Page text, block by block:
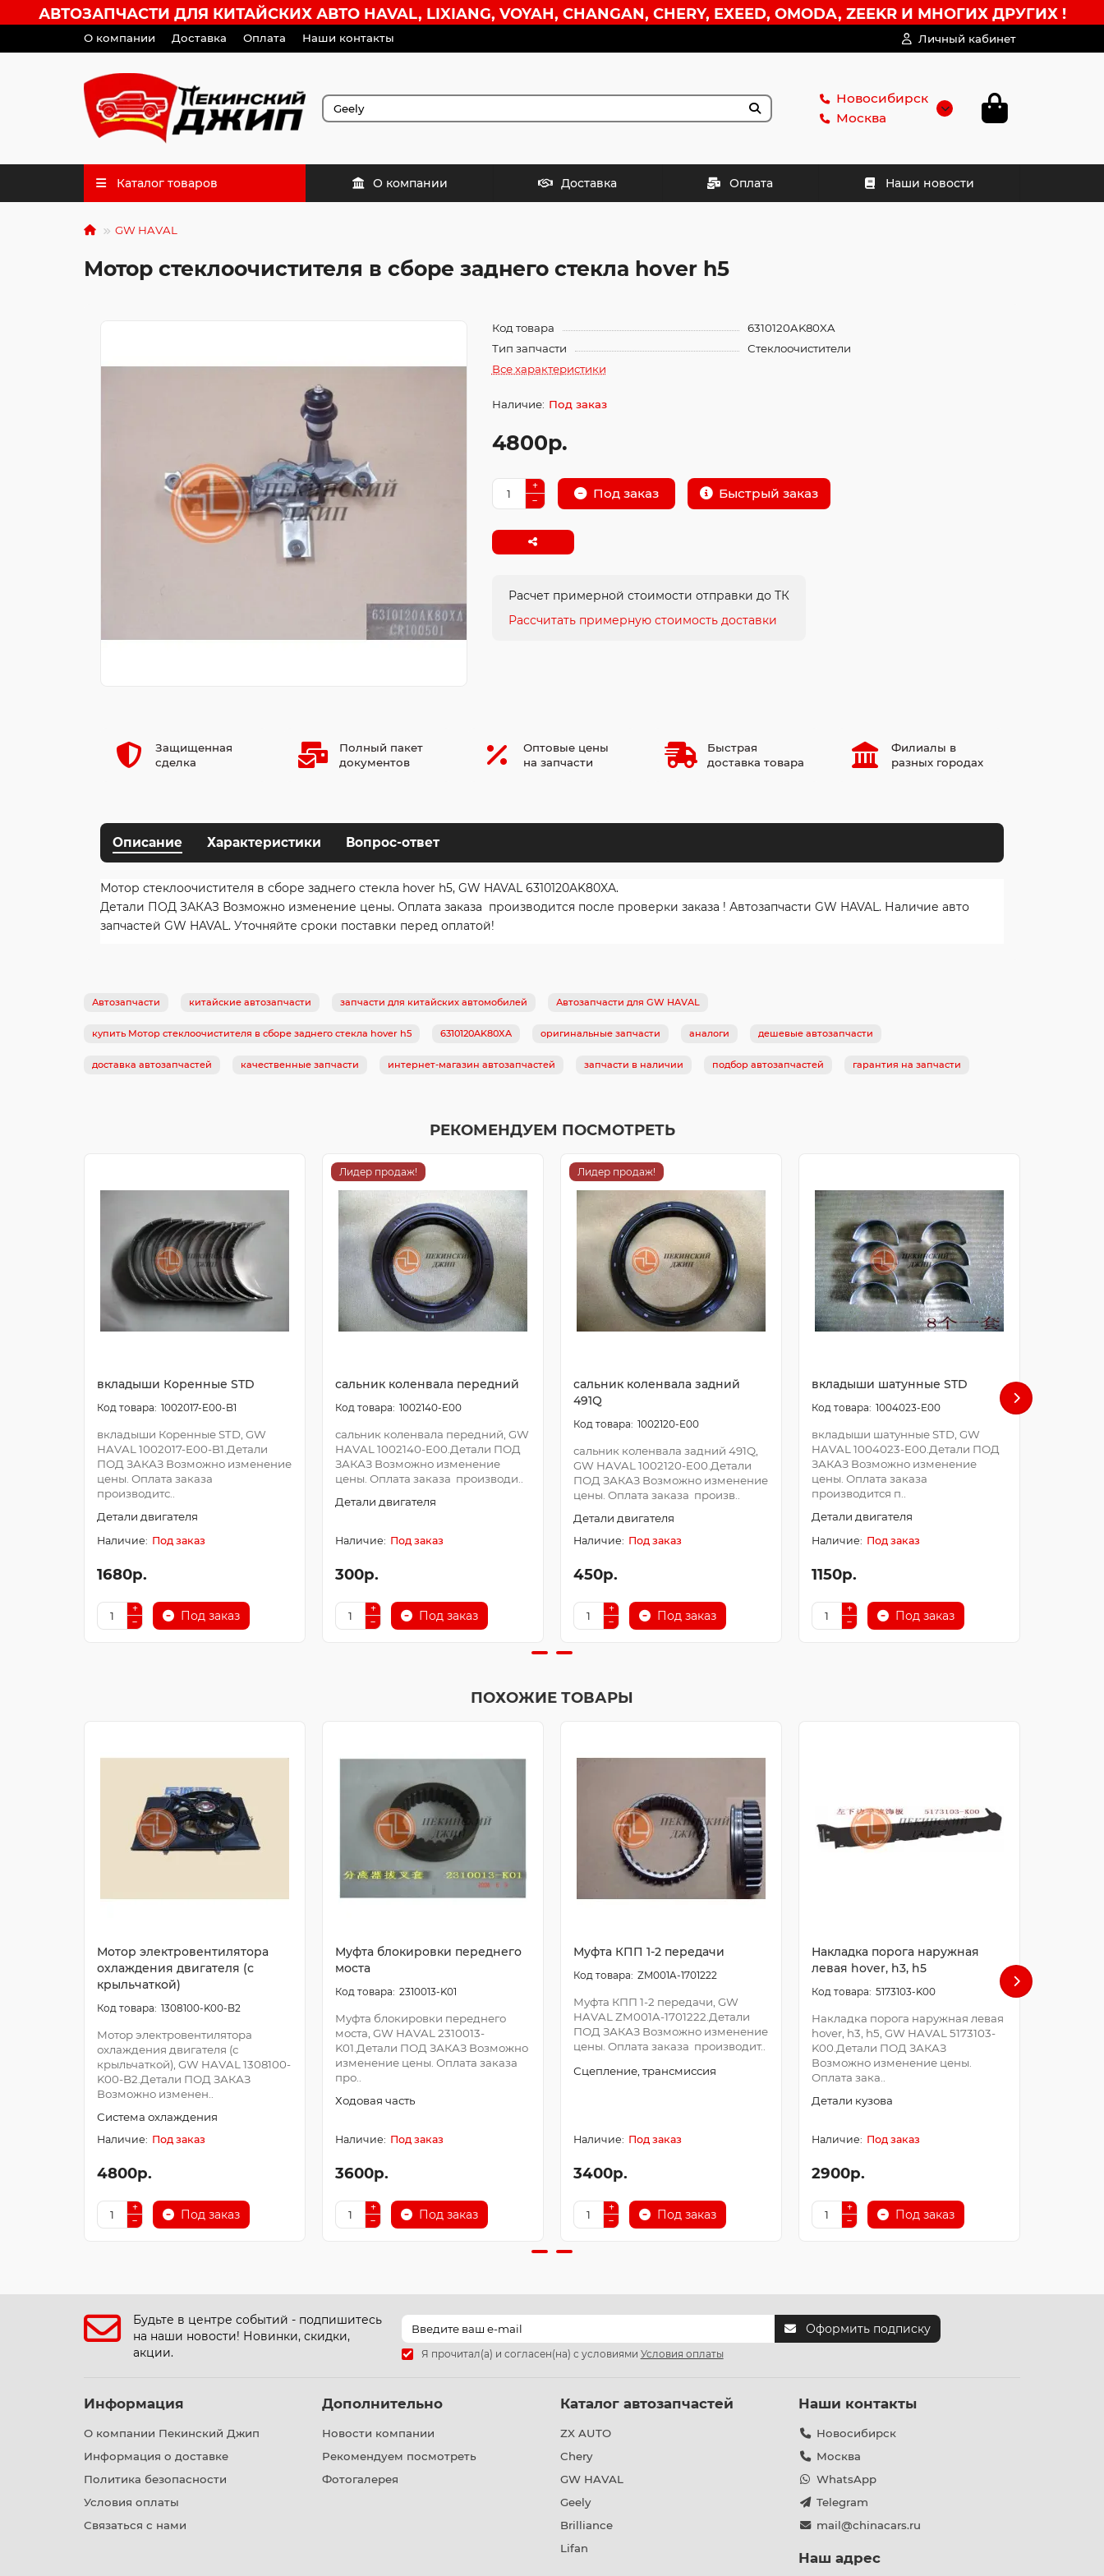
АВТОЗАПЧАСТИ ДЛЯ КИТАЙСКИХ АВТО HAVAL, LIXIANG, VOYAH, CHANGAN, CHERY, EXEED, OMODA, ZEEKR И МНОГИХ ДРУГИХ !
О компании Доставка Оплата Наши контакты Личный кабинет
Новосибирск
Москва
Каталог товаров О компании Доставка Оплата Наши новости
GW HAVAL
Мотор стеклоочистителя в сборе заднего стекла hover h5
Код товара
6310120AK80XA
Тип запчасти
Стеклоочистители
Все характеристики
Под заказ
4800р.
Под заказ Быстрый заказ
Расчет примерной стоимости отправки до ТК
Рассчитать примерную стоимость доставки
Защищенная
сделка
Полный пакет
документов
Оптовые цены
на запчасти
Быстрая
доставка товара
Филиалы в
разных городах
Описание Характеристики Вопрос-ответ
Мотор стеклоочистителя в сборе заднего стекла hover h5, GW HAVAL 6310120AK80XA.
Детали ПОД ЗАКАЗ Возможно изменение цены. Оплата заказа производится после проверки заказа ! Автозапчасти GW HAVAL. Наличие авто
запчастей GW HAVAL. Уточняйте сроки поставки перед оплатой!
Автозапчасти китайские автозапчасти запчасти для китайских автомобилей Автозапчасти для GW HAVAL
купить Мотор стеклоочистителя в сборе заднего стекла hover h5 6310120AK80XA оригинальные запчасти аналоги дешевые автозапчасти
доставка автозапчастей качественные запчасти интернет-магазин автозапчастей запчасти в наличии подбор автозапчастей гарантия на запчасти
РЕКОМЕНДУЕМ ПОСМОТРЕТЬ
вкладыши Коренные STD
1002017-E00-B1
вкладыши Коренные STD, GW
HAVAL 1002017-E00-B1.Детали
ПОД ЗАКАЗ Возможно изменение
цены. Оплата заказа
производитс..
Детали двигателя
Под заказ
1680р.
Под заказ
Лидер продаж!
сальник коленвала передний
1002140-E00
сальник коленвала передний, GW
HAVAL 1002140-E00.Детали ПОД
ЗАКАЗ Возможно изменение
цены. Оплата заказа производи..
Детали двигателя
Под заказ
300р.
Под заказ
Лидер продаж!
сальник коленвала задний
491Q
1002120-E00
сальник коленвала задний 491Q,
GW HAVAL 1002120-E00.Детали
ПОД ЗАКАЗ Возможно изменение
цены. Оплата заказа произв..
Детали двигателя
Под заказ
450р.
Под заказ
вкладыши шатунные STD
1004023-E00
вкладыши шатунные STD, GW
HAVAL 1004023-E00.Детали ПОД
ЗАКАЗ Возможно изменение
цены. Оплата заказа
производится п..
Детали двигателя
Под заказ
1150р.
Под заказ
ПОХОЖИЕ ТОВАРЫ
Мотор электровентилятора
охлаждения двигателя (с
крыльчаткой)
1308100-K00-B2
Мотор электровентилятора
охлаждения двигателя (с
крыльчаткой), GW HAVAL 1308100-
K00-B2.Детали ПОД ЗАКАЗ
Возможно изменен..
Система охлаждения
Под заказ
4800р.
Под заказ
Муфта блокировки переднего
моста
2310013-K01
Муфта блокировки переднего
моста, GW HAVAL 2310013-
K01.Детали ПОД ЗАКАЗ Возможно
изменение цены. Оплата заказа
про..
Ходовая часть
Под заказ
3600р.
Под заказ
Муфта КПП 1-2 передачи
ZM001A-1701222
Муфта КПП 1-2 передачи, GW
HAVAL ZM001A-1701222.Детали
ПОД ЗАКАЗ Возможно изменение
цены. Оплата заказа производит..
Сцепление, трансмиссия
Под заказ
3400р.
Под заказ
Накладка порога наружная
левая hover, h3, h5
5173103-K00
Накладка порога наружная левая
hover, h3, h5, GW HAVAL 5173103-
K00.Детали ПОД ЗАКАЗ
Возможно изменение цены.
Оплата зака..
Детали кузова
Под заказ
2900р.
Под заказ
Будьте в центре событий - подпишитесь
на наши новости! Новинки, скидки,
акции.
Оформить подписку
Я прочитал(а) и согласен(на) с условиями Условия оплаты
Информация
О компании Пекинский Джип
Информация о доставке
Политика безопасности
Условия оплаты
Связаться с нами
Дополнительно
Новости компании
Рекомендуем посмотреть
Фотогалерея
Каталог автозапчастей
ZX AUTO
Chery
GW HAVAL
Geely
Brilliance
Lifan
Наши контакты
Новосибирск
Москва
WhatsApp
Telegram
mail@chinacars.ru
Наш адрес